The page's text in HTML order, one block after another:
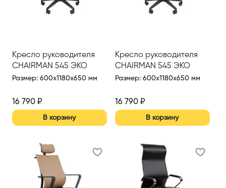
Кресло руководителя
CHAIRMAN 545 ЭКО
Размер: 600x1180x650 мм
16 790 ₽
В корзину
Кресло руководителя
CHAIRMAN 545 ЭКО
Размер: 600x1180x650 мм
16 790₽
В корзину